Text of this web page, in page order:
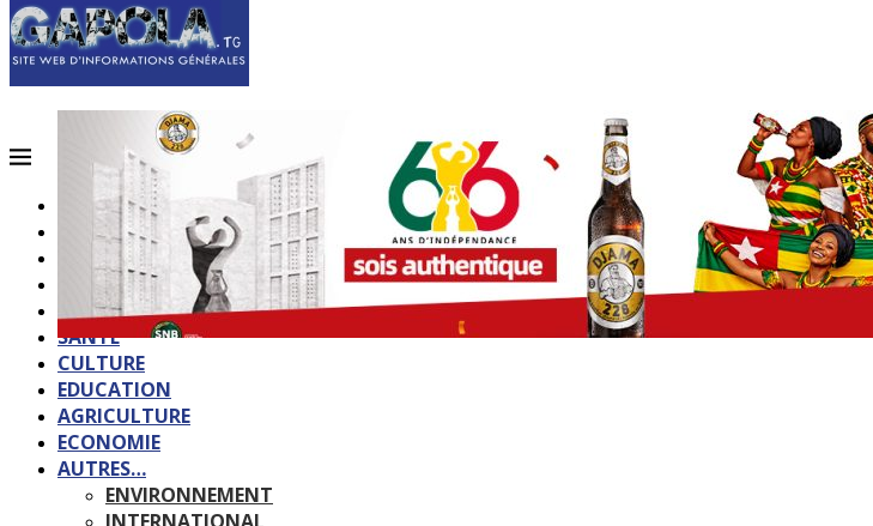
ACCUEIL
QUI SOMMES-NOUS?
POLITIQUE
SOCIETE
SPORTS
SANTE
CULTURE
EDUCATION
AGRICULTURE
ECONOMIE
AUTRES…
ENVIRONNEMENT